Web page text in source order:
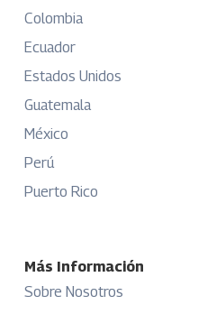
Colombia
Ecuador
Estados Unidos
Guatemala
México
Perú
Puerto Rico
Más Información
Sobre Nosotros